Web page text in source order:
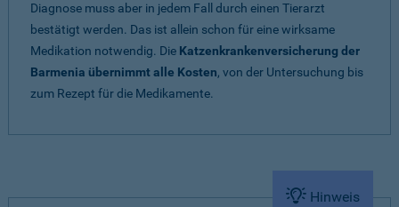
Diagnose muss aber in jedem Fall durch einen Tierarzt
bestätigt werden. Das ist allein schon für eine wirksame
Medikation notwendig. Die Katzenkrankenversicherung der
Barmenia übernimmt alle Kosten, von der Untersuchung bis
zum Rezept für die Medikamente.
Hinweis